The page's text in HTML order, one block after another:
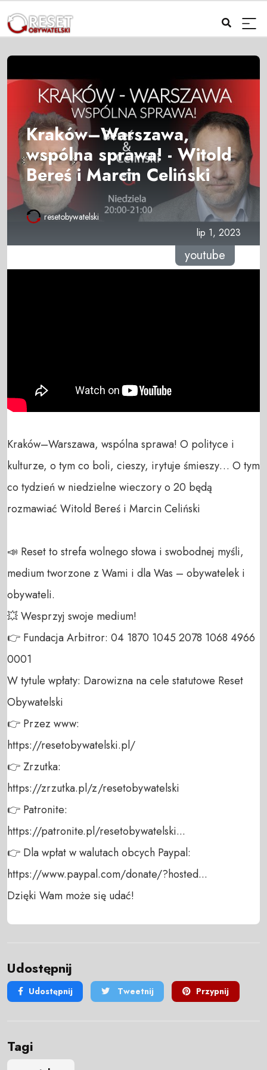
Kraków–Warszawa,
wspólna sprawa! - Witold
Bereś i Marcin Celiński
resetobywatelski
lip 1, 2023
youtube
Kraków–Warszawa, wspólna sprawa! O polityce i
kulturze, o tym co boli, cieszy, irytuje śmieszy… O tym
co tydzień w niedzielne wieczory o 20 będą
rozmawiać Witold Bereś i Marcin Celiński
📣 Reset to strefa wolnego słowa i swobodnej myśli,
medium tworzone z Wami i dla Was – obywatelek i
obywateli.
💥 Wesprzyj swoje medium!
👉 Fundacja Arbitror: 04 1870 1045 2078 1068 4966
0001
W tytule wpłaty: Darowizna na cele statutowe Reset
Obywatelski
👉 Przez www:
https://resetobywatelski.pl/
👉 Zrzutka:
https://zrzutka.pl/z/resetobywatelski
👉 Patronite:
https://patronite.pl/resetobywatelski...
👉 Dla wpłat w walutach obcych Paypal:
https://www.paypal.com/donate/?hosted...
Dzięki Wam może się udać!
Udostępnij
Udostępnij Tweetnij Przypnij
Tagi